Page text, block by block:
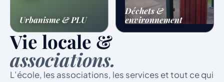
Urbanisme & PLU
Déchets &
environnement
Vie locale &
associations.
L’école, les associations, les services et tout ce qui